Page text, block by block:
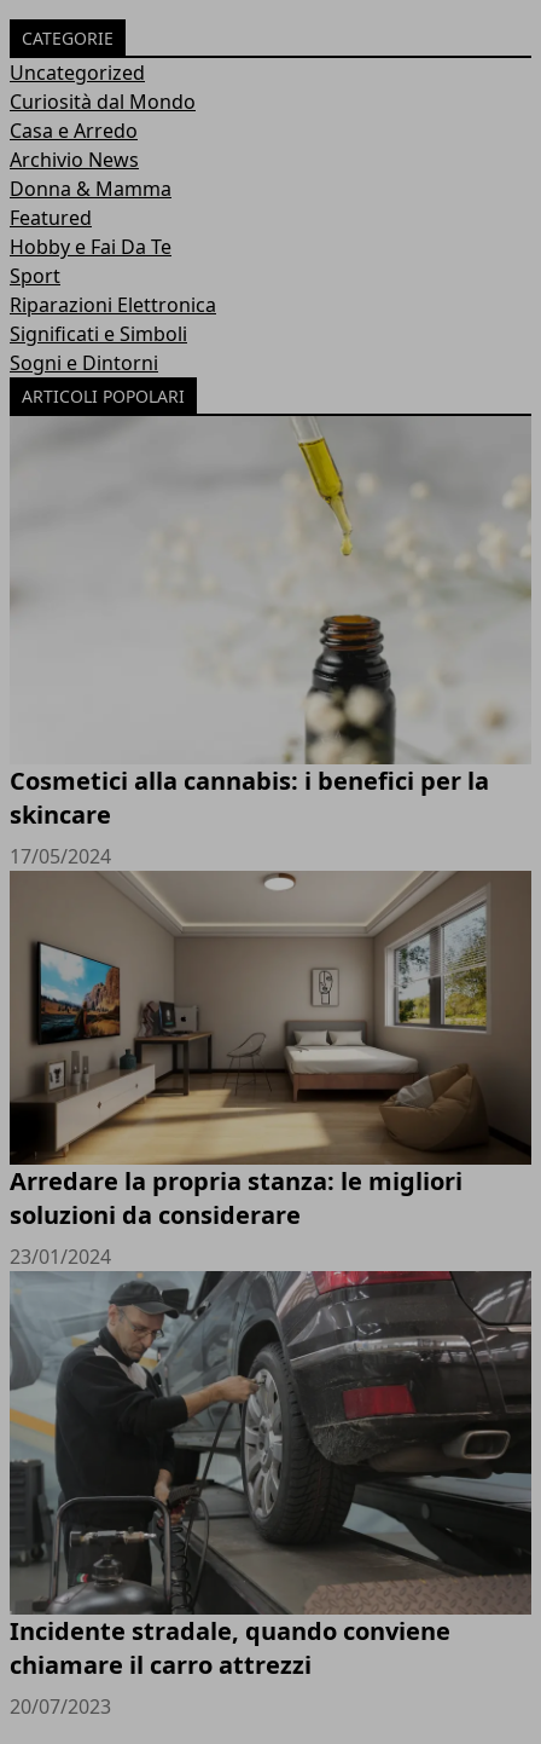
CATEGORIE
Uncategorized
Curiosità dal Mondo
Casa e Arredo
Archivio News
Donna & Mamma
Featured
Hobby e Fai Da Te
Sport
Riparazioni Elettronica
Significati e Simboli
Sogni e Dintorni
ARTICOLI POPOLARI
Cosmetici alla cannabis: i benefici per la
skincare
17/05/2024
Arredare la propria stanza: le migliori
soluzioni da considerare
23/01/2024
Incidente stradale, quando conviene
chiamare il carro attrezzi
20/07/2023